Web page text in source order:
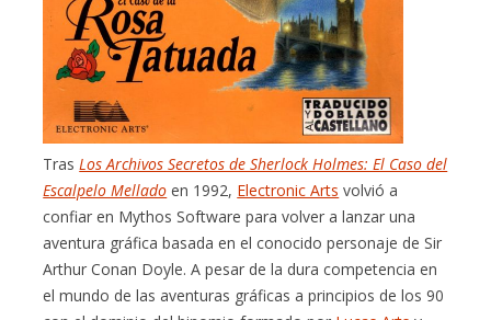
Tras Los Archivos Secretos de Sherlock Holmes: El Caso del
Escalpelo Mellado en 1992, Electronic Arts volvió a
confiar en Mythos Software para volver a lanzar una
aventura gráfica basada en el conocido personaje de Sir
Arthur Conan Doyle. A pesar de la dura competencia en
el mundo de las aventuras gráficas a principios de los 90